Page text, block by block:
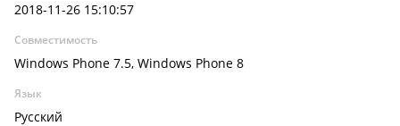
2018-11-26 15:10:57
Совместимость
Windows Phone 7.5, Windows Phone 8
Язык
Русский